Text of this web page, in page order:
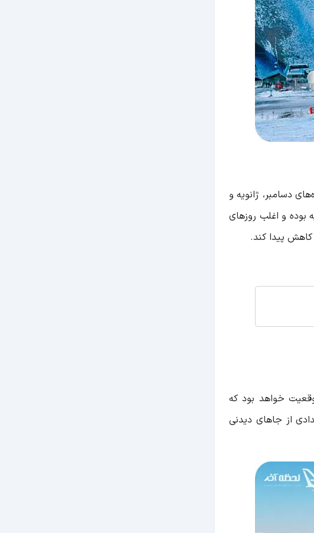
دسامبر، ژانویه و
بوده و اغلب روزهای
کاهش پیدا کند.
خواهد بود که
از جاهای دیدنی